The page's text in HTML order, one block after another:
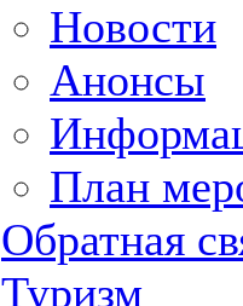
Новости
Анонсы
План
Обратная
Туризм